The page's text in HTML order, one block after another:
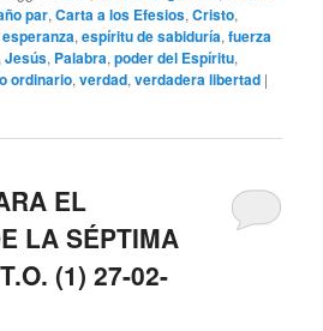
par,Carta a los Efesios,Cristo,
esperanza,espíritu de sabiduría,fuerza
,Jesús, Palabra,poder del Espíritu,
ordinario,verdad,verdadera libertad |
EL
LA SÉPTIMA
(1) 27-02-